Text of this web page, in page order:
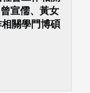
宣儒、黃女
關學門博碩